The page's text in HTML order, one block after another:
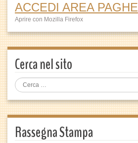
ACCEDI AREA PAGHE
Aprire con Mozilla Firefox
Cerca nel sito
Rassegna Stampa